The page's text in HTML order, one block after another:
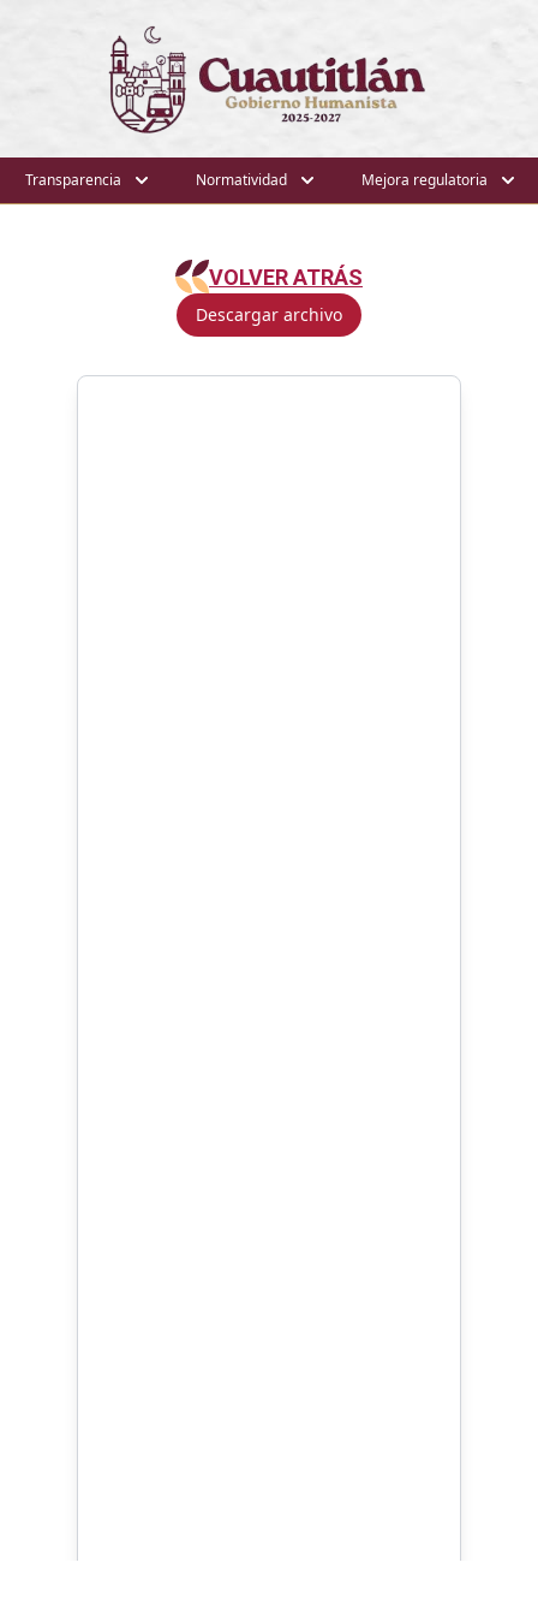
Transparencia Normatividad Mejora regulatoria
VOLVER ATRÁS
Descargar archivo